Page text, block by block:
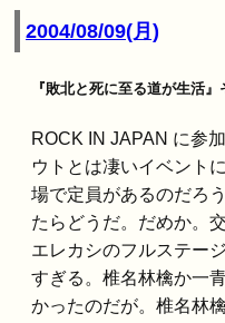
2004/08/09(月)
『敗北と死に至る道が生活』
ROCK IN JAPAN に参
ウトとは凄いイベント
場で定員があるのだろ
たらどうだ。だめか。
エレカシのフルステー
すぎる。椎名林檎か一
かったのだが。椎名林